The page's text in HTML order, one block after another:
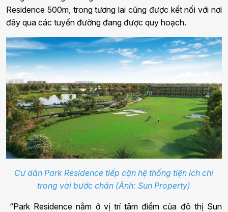
Residence 500m, trong tương lai cũng được kết nối với nơi
đây qua các tuyến đường đang được quy hoạch.
Cư dân Park Residence tiếp cận hệ thống tiện ích chỉ
trong vài bước chân (Ảnh: Sun Property)
“Park Residence nằm ở vị trí tâm điểm của đô thị Sun